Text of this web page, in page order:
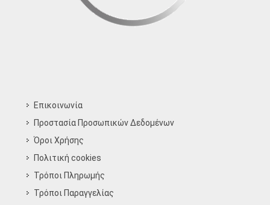
Επικοινωνία
Προστασία Προσωπικών Δεδομένων
Όροι Χρήσης
Πολιτική cookies
Τρόποι Πληρωμής
Τρόποι Παραγγελίας